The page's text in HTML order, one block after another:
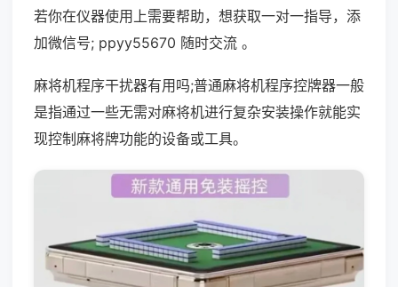
若你在仪器使用上需要帮助，想获取一对一指导，添
加微信号; ppyy55670 随时交流 。
麻将机程序干扰器有用吗;普通麻将机程序控牌器一般
是指通过一些无需对麻将机进行复杂安装操作就能实
现控制麻将牌功能的设备或工具。